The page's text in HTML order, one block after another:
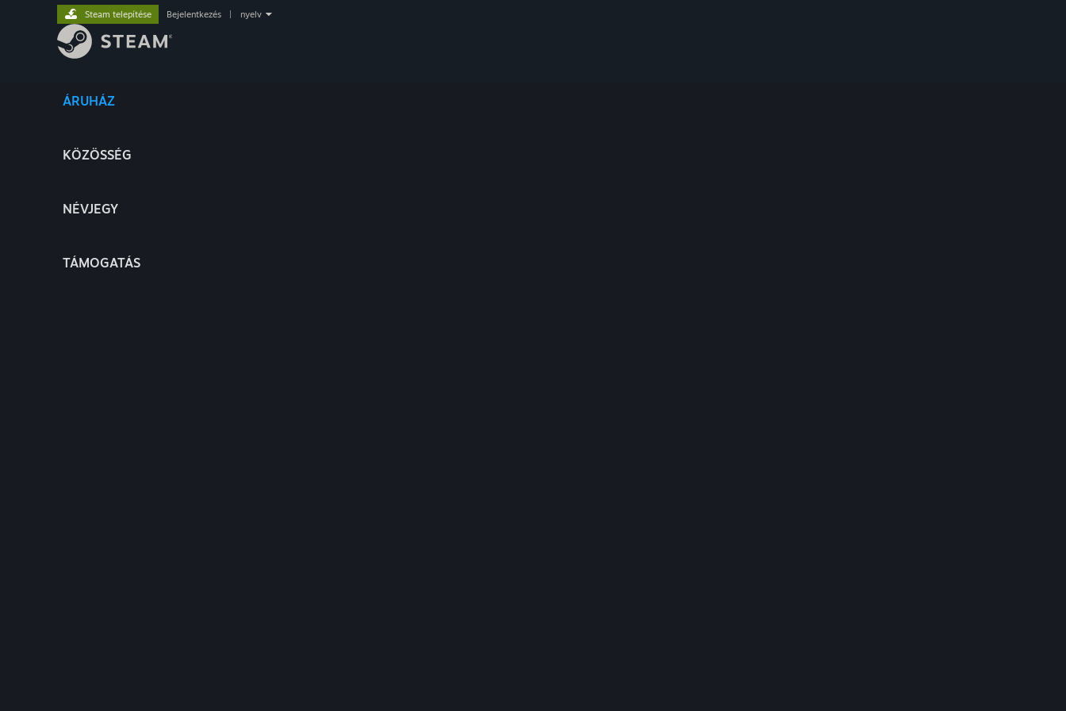
ÁRUHÁZ
KÖZÖSSÉG
NÉVJEGY
TÁMOGATÁS
Steam telepítése Bejelentkezés nyelv